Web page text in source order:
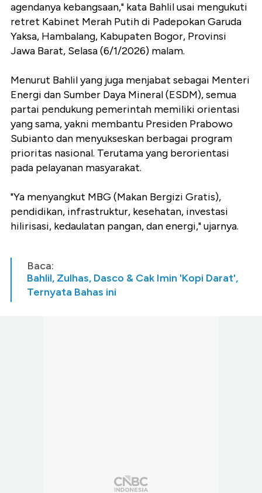
agendanya kebangsaan," kata Bahlil usai mengukuti
retret Kabinet Merah Putih di Padepokan Garuda
Yaksa, Hambalang, Kabupaten Bogor, Provinsi
Jawa Barat, Selasa (6/1/2026) malam.
Menurut Bahlil yang juga menjabat sebagai Menteri
Energi dan Sumber Daya Mineral (ESDM), semua
partai pendukung pemerintah memiliki orientasi
yang sama, yakni membantu Presiden Prabowo
Subianto dan menyukseskan berbagai program
prioritas nasional. Terutama yang berorientasi
pada pelayanan masyarakat.
"Ya menyangkut MBG (Makan Bergizi Gratis),
pendidikan, infrastruktur, kesehatan, investasi
hilirisasi, kedaulatan pangan, dan energi," ujarnya.
Baca:
Bahlil, Zulhas, Dasco & Cak Imin 'Kopi Darat',
Ternyata Bahas ini